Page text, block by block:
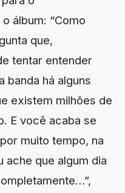
álbum: “Como
que,
tentar entender
banda há alguns
existem milhões de
E você acaba se
muito tempo, na
ache que algum dia